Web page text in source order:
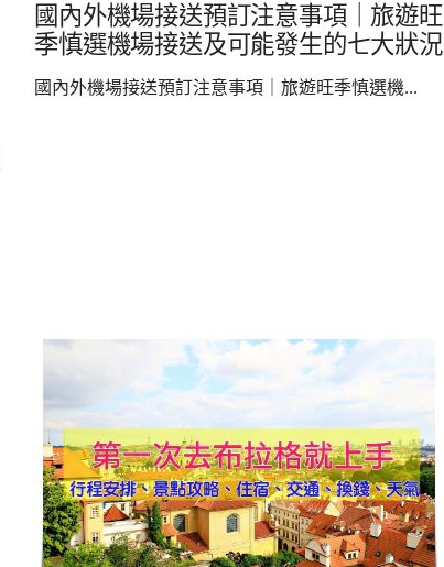
國內外機場接送預訂注意事項｜旅遊旺
季慎選機場接送及可能發生的七大狀況
國內外機場接送預訂注意事項｜旅遊旺季慎選機...